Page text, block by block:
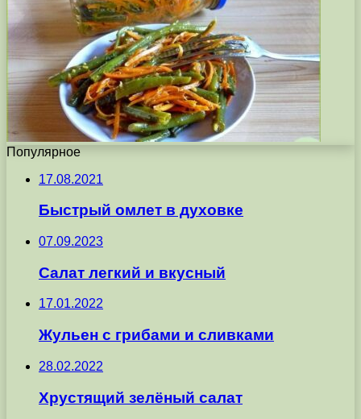
Популярное
17.08.2021
Быстрый омлет в духовке
07.09.2023
Салат легкий и вкусный
17.01.2022
Жульен с грибами и сливками
28.02.2022
Хрустящий зелёный салат